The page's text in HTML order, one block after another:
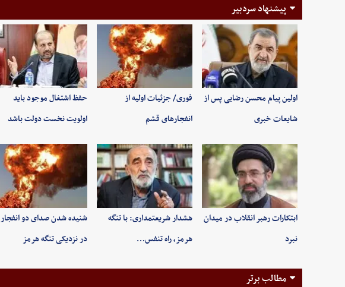
پیشنهاد سردبیر
اولین پیام محسن رضایی پس از
شایعات خبری
فوری/ جزئیات اولیه از
انفجارهای قشم
حفظ اشتغال موجود باید
اولویت نخست دولت باشد
ابتکارات رهبر انقلاب در میدان
نبرد
هشدار شریعتمداری: با تنگه
هرمز، راه تنفس…
شنیده شدن صدای دو انفجار
در نزدیکی تنگه هرمز
مطالب برتر